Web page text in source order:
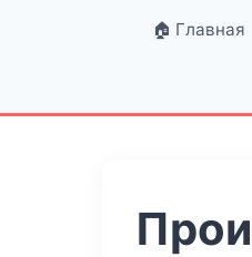
🏠 Главная